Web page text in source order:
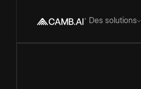
Des solutions